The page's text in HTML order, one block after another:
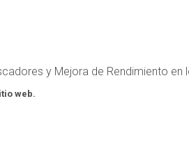
y Mejora de Rendimiento
web.